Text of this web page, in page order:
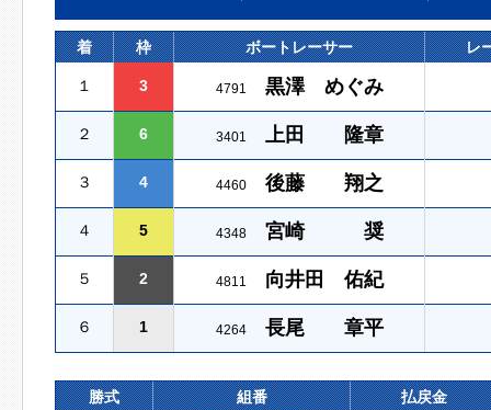
着 枠 ボートレーサー レ
１ 3 4791 黒澤 めぐみ
２ 6 3401 上田 隆章
３ 4 4460 後藤 翔之
４ 5 4348 宮崎 奨
５ 2 4811 向井田 佑紀
６ 1 4264 長尾 章平
勝式 組番 払戻金